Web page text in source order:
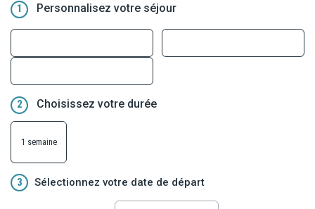
1 Personnalisez votre séjour
2 Choisissez votre durée
1 semaine
3 Sélectionnez votre date de départ